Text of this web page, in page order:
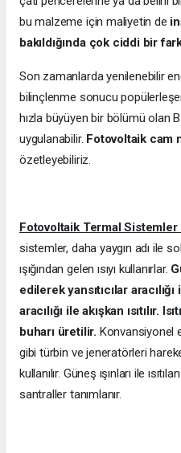
bu malzeme için maliyetin de
bakıldığında çok ciddi bir
Son zamanlarda yenilenebilir
bilinçlenme sonucu
hızla büyüyen bir bölümü olan
uygulanabilir. Fotovoltaik cam
özetleyebiliriz.
Fotovoltaik Termal Sistemler
sistemler, daha yaygın adı ile
ışığından gelen ısıyı kullanırlar.
edilerek yansıtıcılar
aracılığı ile akışkan ısıtılır.
buharı üretilir. Konvansiyonel
gibi türbin ve jeneratörleri
kullanılır. Güneş ışınları ile
santraller tanımlanır.